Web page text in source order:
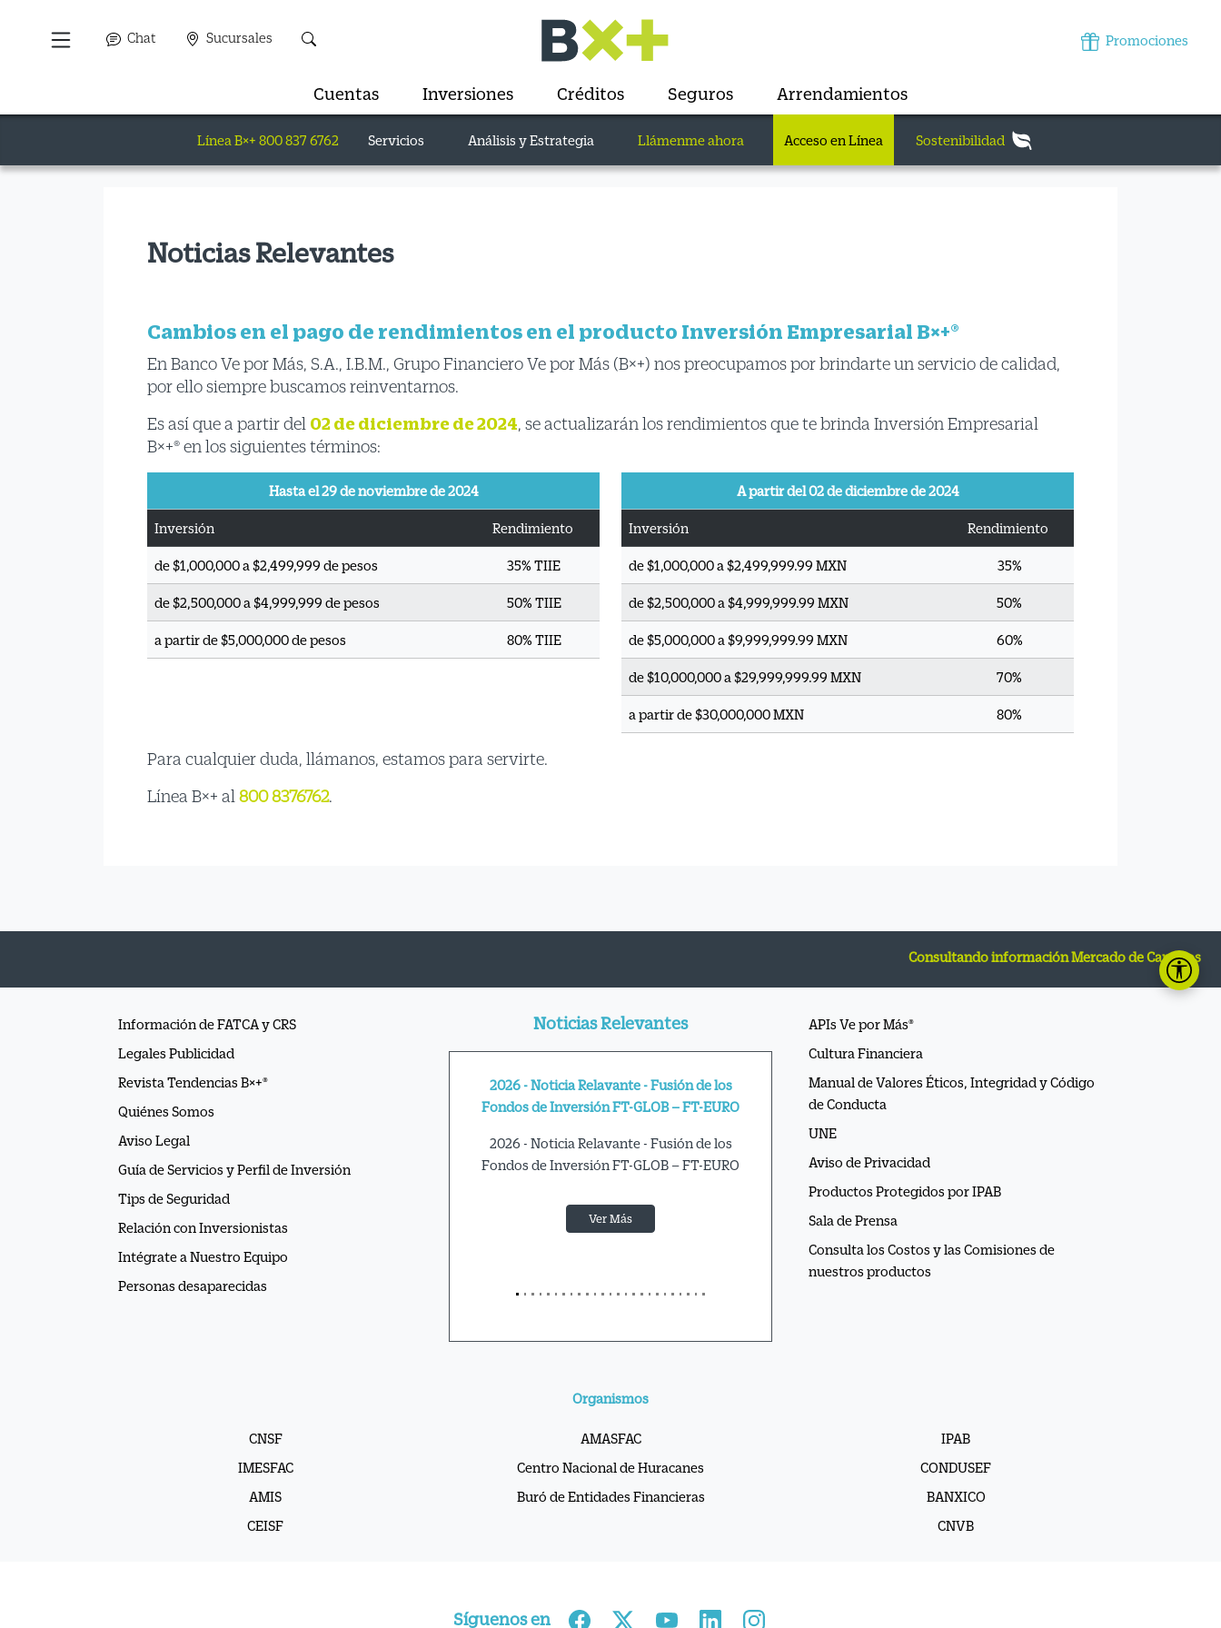
Chat Sucursales Promociones
Cuentas Inversiones Créditos Seguros Arrendamientos
Línea B×+ 800 837 6762 Servicios Análisis y Estrategia Llámenme ahora Acceso en Línea Sostenibilidad
Noticias Relevantes
Cambios en el pago de rendimientos en el producto Inversión Empresarial B×+®
En Banco Ve por Más, S.A., I.B.M., Grupo Financiero Ve por Más (B×+) nos preocupamos por brindarte un servicio de calidad,
por ello siempre buscamos reinventarnos.
Es así que a partir del 02 de diciembre de 2024, se actualizarán los rendimientos que te brinda Inversión Empresarial
B×+® en los siguientes términos:
Hasta el 29 de noviembre de 2024
Inversión Rendimiento
de $1,000,000 a $2,499,999 de pesos 35% TIIE
de $2,500,000 a $4,999,999 de pesos 50% TIIE
a partir de $5,000,000 de pesos 80% TIIE
A partir del 02 de diciembre de 2024
Inversión Rendimiento
de $1,000,000 a $2,499,999.99 MXN 35%
de $2,500,000 a $4,999,999.99 MXN 50%
de $5,000,000 a $9,999,999.99 MXN 60%
de $10,000,000 a $29,999,999.99 MXN 70%
a partir de $30,000,000 MXN 80%
Para cualquier duda, llámanos, estamos para servirte.
Línea B×+ al 800 8376762.
Consultando información Mercado de Cambios
Información de FATCA y CRS
Legales Publicidad
Revista Tendencias B×+®
Quiénes Somos
Aviso Legal
Guía de Servicios y Perfil de Inversión
Tips de Seguridad
Relación con Inversionistas
Intégrate a Nuestro Equipo
Personas desaparecidas
Noticias Relevantes
2026 - Noticia Relavante - Fusión de los
Fondos de Inversión FT-GLOB – FT-EURO
2026 - Noticia Relavante - Fusión de los
Fondos de Inversión FT-GLOB – FT-EURO
Ver Más
APIs Ve por Más®
Cultura Financiera
Manual de Valores Éticos, Integridad y Código
de Conducta
UNE
Aviso de Privacidad
Productos Protegidos por IPAB
Sala de Prensa
Consulta los Costos y las Comisiones de
nuestros productos
Organismos
CNSF
IMESFAC
AMIS
CEISF
AMASFAC
Centro Nacional de Huracanes
Buró de Entidades Financieras
IPAB
CONDUSEF
BANXICO
CNVB
Síguenos en